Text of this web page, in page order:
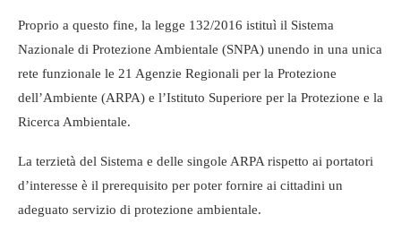
Proprio a questo fine, la legge 132/2016 istituì il Sistema
Nazionale di Protezione Ambientale (SNPA) unendo in una unica
rete funzionale le 21 Agenzie Regionali per la Protezione
dell’Ambiente (ARPA) e l’Istituto Superiore per la Protezione e la
Ricerca Ambientale.
La terzietà del Sistema e delle singole ARPA rispetto ai portatori
d’interesse è il prerequisito per poter fornire ai cittadini un
adeguato servizio di protezione ambientale.